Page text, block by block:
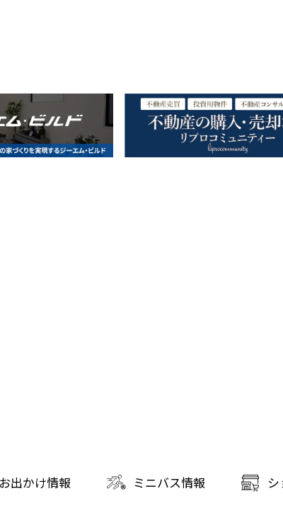
お出かけ情報 ミニバス情報